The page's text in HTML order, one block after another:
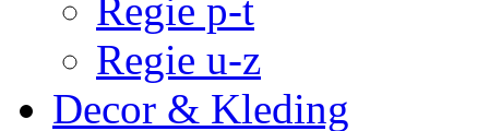
Regie p-t
Regie u-z
Decor & Kleding